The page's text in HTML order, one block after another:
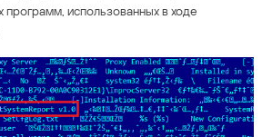
использованных в ходе